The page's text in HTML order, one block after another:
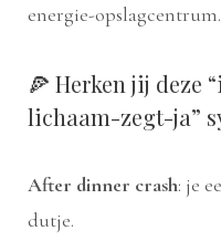
energie-
🍕 Herken jij deze
lichaam-zegt-ja”
After dinner crash: je
dutje.